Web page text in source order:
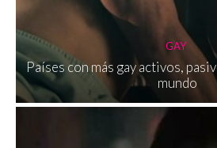
GAY
Países con más gay activos,
mundo